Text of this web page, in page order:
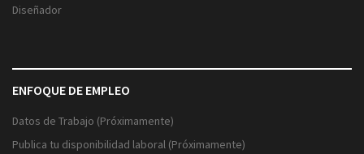
Diseñador
ENFOQUE DE EMPLEO
Datos de Trabajo (Próximamente)
Publica tu disponibilidad laboral (Próximamente)